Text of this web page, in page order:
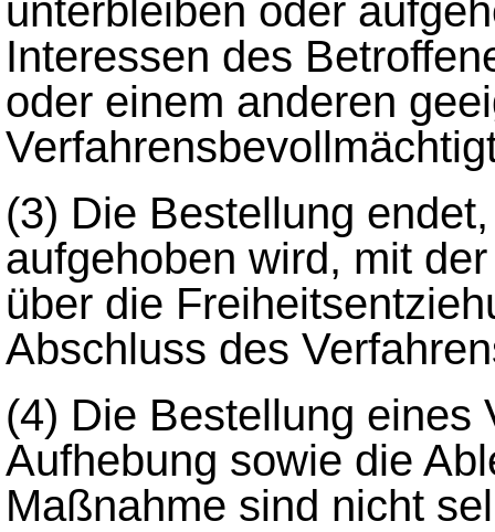
unterbleiben oder
Interessen des
oder einem anderen
(3) Die Bestellung
aufgehoben wird, mit
über die
Abschluss des
(4) Die Bestellung eines
Aufhebung sowie die
Maßnahme sind nicht